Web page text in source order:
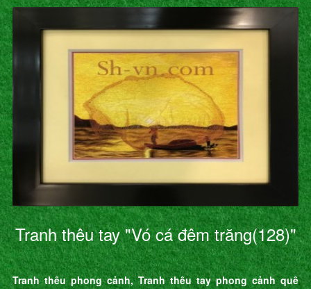
Tranh thêu tay "Vó cá đêm trăng(128)"
Tranh thêu phong cảnh, Tranh thêu tay phong cảnh quê